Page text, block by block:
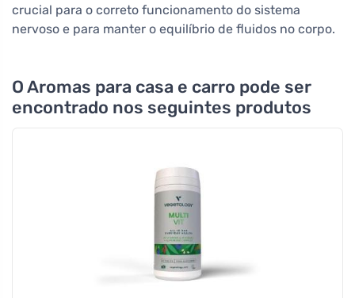
crucial para o correto funcionamento do sistema
nervoso e para manter o equilíbrio de fluidos no corpo.
O Aromas para casa e carro pode ser
encontrado nos seguintes produtos